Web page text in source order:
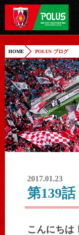
HOME POLUS ブログ
2017.01.23
第139
こんにちは